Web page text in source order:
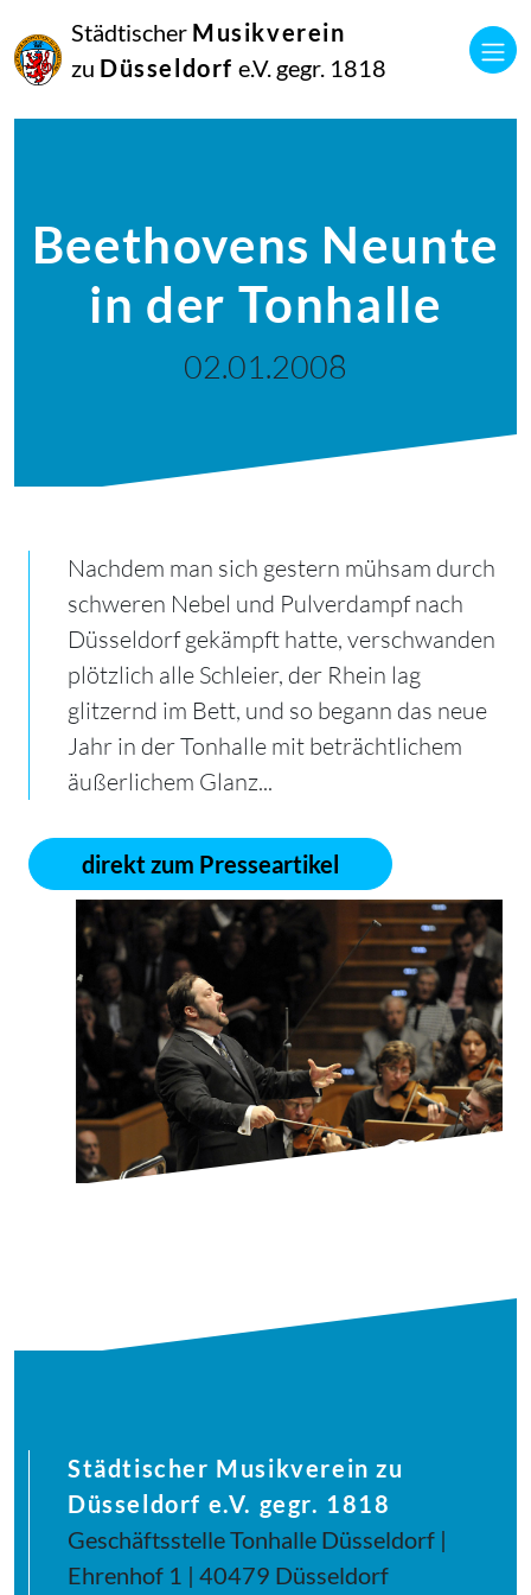
Städtischer Musikverein
zu Düsseldorf e.V. gegr. 1818
Beethovens Neunte
in der Tonhalle
02.01.2008
Nachdem man sich gestern mühsam durch
schweren Nebel und Pulverdampf nach
Düsseldorf gekämpft hatte, verschwanden
plötzlich alle Schleier, der Rhein lag
glitzernd im Bett, und so begann das neue
Jahr in der Tonhalle mit beträchtlichem
äußerlichem Glanz...
direkt zum Presseartikel
Städtischer Musikverein zu
Düsseldorf e.V. gegr. 1818
Geschäftsstelle Tonhalle Düsseldorf |
Ehrenhof 1 | 40479 Düsseldorf